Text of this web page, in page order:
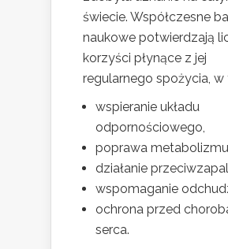
świecie. Współczesne
naukowe potwierdzają
korzyści płynące z jej
regularnego spożycia, w
wspieranie układu
odpornościowego,
poprawa
działanie
wspomaganie
ochrona przed
serca.